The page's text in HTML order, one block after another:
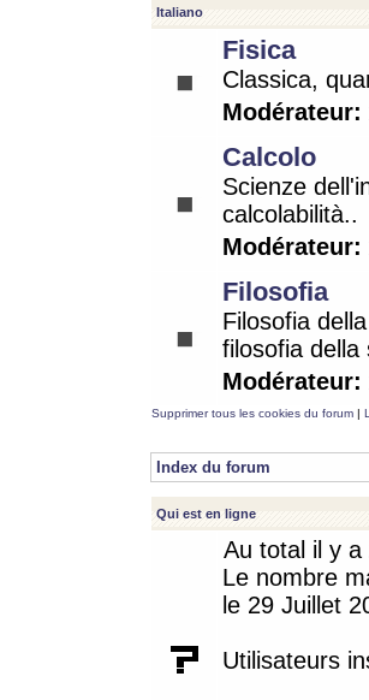
Italiano
Fisica
Classica,
Modérateur:
Calcolo
Scienze
calcolabilità..
Modérateur:
Filosofia
Filosofia
filosofia della
Modérateur:
Supprimer tous les cookies du forum |
Index du forum
Qui est en ligne
Au total il y a
Le nombre
le 29 Juillet
Utilisateurs